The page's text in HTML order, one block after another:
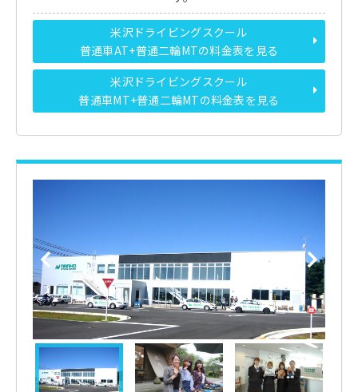
米沢ドライビングスクール
普通車AT+普通二輪MTの料金表を見る
米沢ドライビングスクール
普通車MT+普通二輪MTの料金表を見る